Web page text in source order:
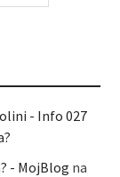
- Info 027
- MojBlog na